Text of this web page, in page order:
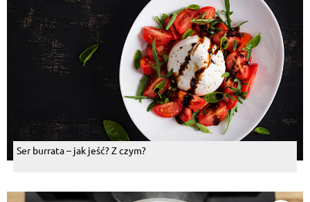
Ser burrata – jak jeść? Z czym?